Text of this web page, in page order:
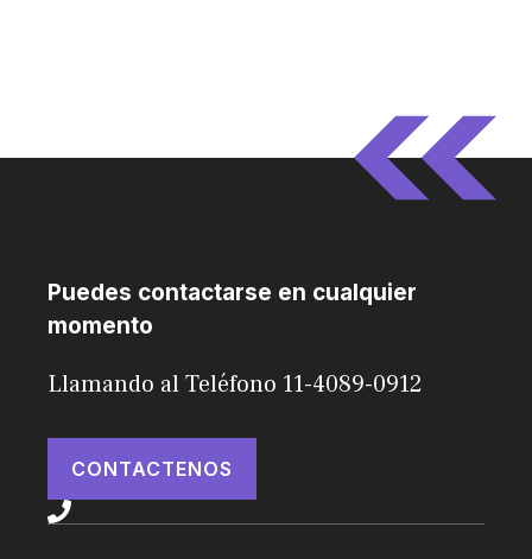
Puedes contactarse en cualquier
momento
Llamando al Teléfono 11-4089-0912
CONTACTENOS